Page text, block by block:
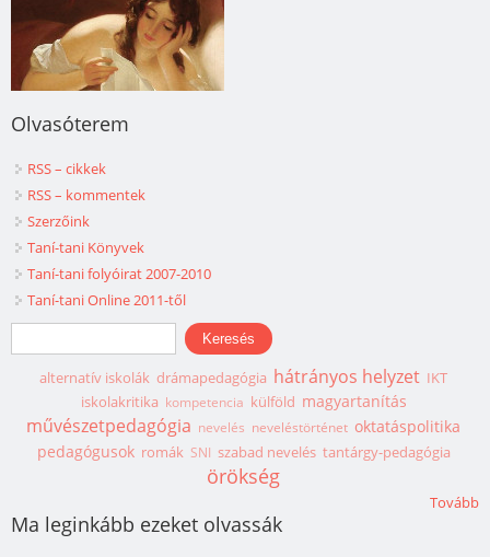
Olvasóterem
RSS – cikkek
RSS – kommentek
Szerzőink
Taní-tani Könyvek
Taní-tani folyóirat 2007-2010
Taní-tani Online 2011-től
Keresés űrlap
Keresés
alternatív iskolák drámapedagógia hátrányos helyzet IKT
iskolakritika kompetencia külföld magyartanítás
művészetpedagógia nevelés neveléstörténet oktatáspolitika
pedagógusok romák SNI szabad nevelés tantárgy-pedagógia
örökség
Tovább
Ma leginkább ezeket olvassák